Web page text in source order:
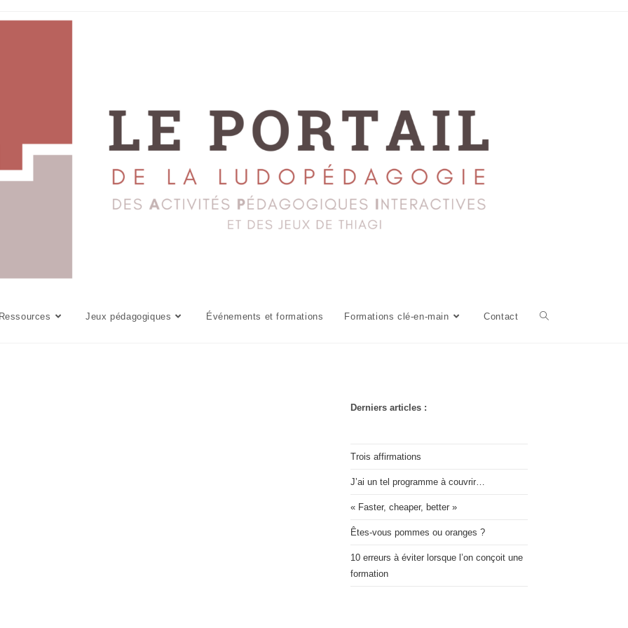
Ressources Jeux pédagogiques Événements et formations Formations clé-en-main Contact
Derniers articles :
Trois affirmations
J’ai un tel programme à couvrir…
« Faster, cheaper, better »
Êtes-vous pommes ou oranges ?
10 erreurs à éviter lorsque l’on conçoit une
formation